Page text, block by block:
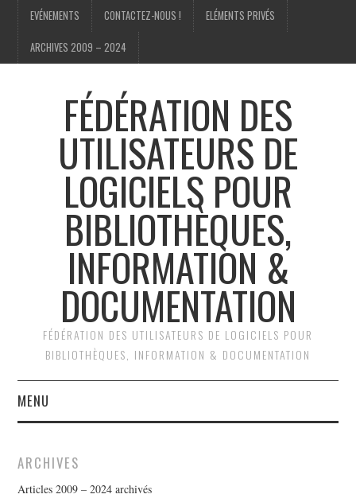
EVÉNEMENTS CONTACTEZ-NOUS ! ELÉMENTS PRIVÉS
ARCHIVES 2009 – 2024
FÉDÉRATION DES
UTILISATEURS DE
LOGICIELS POUR
BIBLIOTHÈQUES,
INFORMATION &
DOCUMENTATION
FÉDÉRATION DES UTILISATEURS DE LOGICIELS POUR
BIBLIOTHÈQUES, INFORMATION & DOCUMENTATION
MENU
QUI SOMMES-NOUS ?
ARCHIVES
Articles 2009 – 2024 archivés